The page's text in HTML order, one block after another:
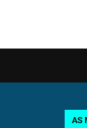
AS